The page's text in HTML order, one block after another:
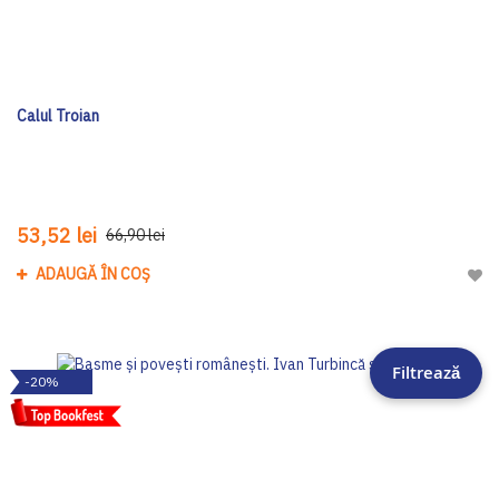
Calul Troian
53,52 lei 66,90 lei
ADAUGĂ ÎN COȘ
-20% Filtrează